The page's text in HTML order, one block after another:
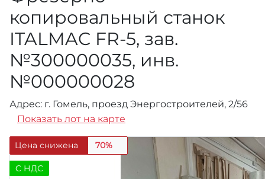
копировальный станок
ITALMAC FR-5, зав.
№300000035, инв.
№000000028
Адрес: г. Гомель, проезд Энергостроителей, 2/56
Показать лот на карте
Цена снижена 70%
C НДС